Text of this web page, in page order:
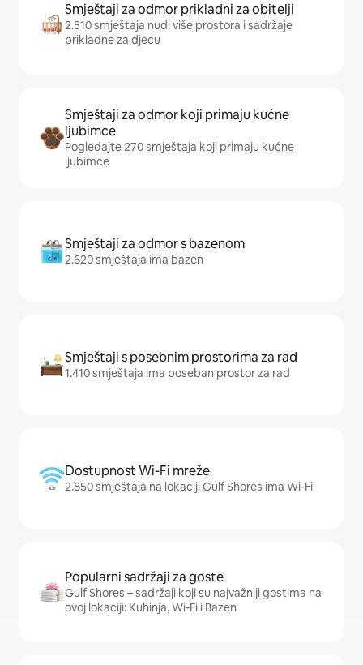
Smještaji za odmor prikladni za obitelji
2.510 smještaja nudi više prostora i sadržaje
prikladne za djecu
Smještaji za odmor koji primaju kućne
ljubimce
Pogledajte 270 smještaja koji primaju kućne
ljubimce
Smještaji za odmor s bazenom
2.620 smještaja ima bazen
Smještaji s posebnim prostorima za rad
1.410 smještaja ima poseban prostor za rad
Dostupnost Wi-Fi mreže
2.850 smještaja na lokaciji Gulf Shores ima Wi-Fi
Popularni sadržaji za goste
Gulf Shores – sadržaji koji su najvažniji gostima na
ovoj lokaciji: Kuhinja, Wi-Fi i Bazen